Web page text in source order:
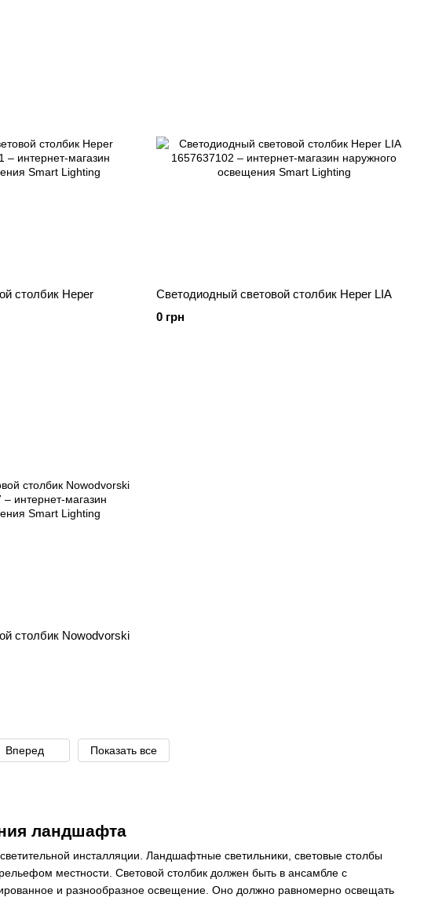
столбик Heper
Светодиодный световой столбик Heper LIA
0 грн
столбик Nowodvorski
Вперед Показать все
ландшафта
инсталляции. Ландшафтные светильники, световые столбы
местности. Световой столбик должен быть в ансамбле с
и разнообразное освещение. Оно должно равномерно освещать